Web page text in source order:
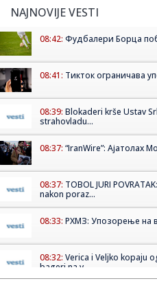
NAJNOVIJE VESTI
08:42: Фудбалери Борца
08:41: Тикток ограничава
08:39: Blokaderi krše Ustav
strahovladu...
08:37: “IranWire”: Ајатолах
08:37: TOBOL JURI
nakon poraz...
08:33: РХМЗ: Упозорење на
08:32: Verica i Veljko kopaju
bageri na v...